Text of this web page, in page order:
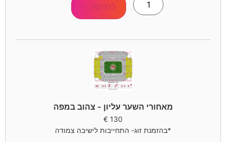
לרכישה >
מאחורי השער עליון - צהוב במפה
130
€
*בהזמנת זוג- התחייבות לישיבה צמודה